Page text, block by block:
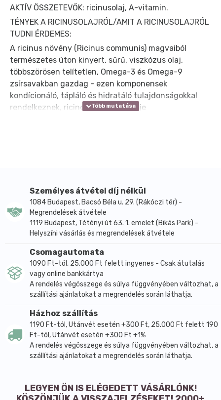
AKTÍV ÖSSZETEVŐK: ricinusolaj, A-vitamin.
TÉNYEK A RICINUSOLAJRÓL/AMIT A RICINUSOLAJRÓL
TUDNI ÉRDEMES:
A ricinus növény (Ricinus communis) magvaiból
természetes úton kinyert, sűrű, viszkózus olaj,
többszörösen telítetlen, Omega-3 és Omega-9
zsírsavakban gazdag - ezen komponensek
kondícionáló, tápláló és hidratáló tulajdonságokkal
rendelkeznek, ricinolsav összetevője
kollagén-szintézisét,
- kiegyensúlyozó, kiegyenlítő hatással bír a bőr
életfolyamataira,
- elősegíti a hámosodási folyamatokat,
hámlasztó tulajdonsága miatt alkalmaznak és
gyakran vált ki allergiás reakciót (fényérzékenységet
is).
A RICINUSOLAJ ELŐNYEI:
hajszálak elvékonyodását, megelőzi a hajszálak,
hajvégek töredezését, visszaadja a száraz és
töredezett haj egészséges csillogását. A kedvező
hatások rendszeres használat esetén jelentkeznek.
nyújthat.
Személyes átvétel díj nélkül
1084 Budapest, Bacsó Béla u. 29. (Rákóczi tér) -
Megrendelések átvétele
1119 Budapest, Tétényi út 63. 1. emelet (Bikás Park) -
Helyszíni vásárlás és megrendelések átvétele
Csomagautomata
1090 Ft-tól, 25.000 Ft felett ingyenes - Csak átutalás
vagy online bankkártya
A rendelés végösszege és súlya függvényében változhat, a
szállítási ajánlatokat a megrendelés során láthatja.
Házhoz szállítás
1190 Ft-tól, Utánvét esetén +300 Ft, 25.000 Ft felett 190
Ft-tól, Utánvét esetén +300 Ft +1%
A rendelés végösszege és súlya függvényében változhat, a
szállítási ajánlatokat a megrendelés során láthatja.
LEGYEN ÖN IS ELÉGEDETT VÁSÁRLÓNK!